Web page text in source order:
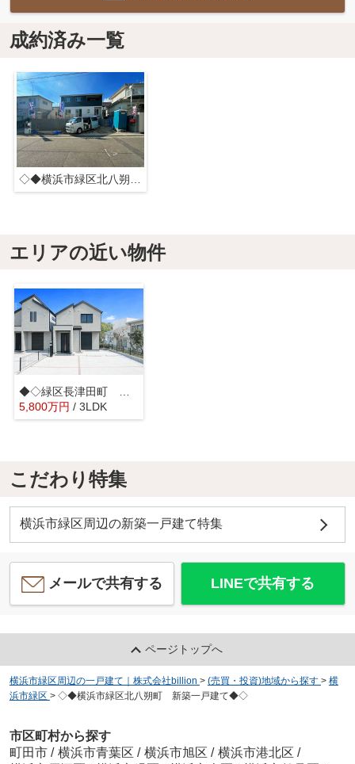
成約済み一覧
◇◆横浜市緑区北八朔町 新築一戸建て◆◇
エリアの近い物件
5,800万円 / 3LDK
こだわり特集
横浜市緑区周辺の新築一戸建て特集
メールで共有する LINEで共有する
ページトップへ
横浜市緑区周辺の一戸建て｜株式会社billion > (売買・投資)地域から探す > 横
浜市緑区 > ◇◆横浜市緑区北八朔町 新築一戸建て◆◇
市区町村から探す
町田市 / 横浜市青葉区 / 横浜市旭区 / 横浜市港北区 /